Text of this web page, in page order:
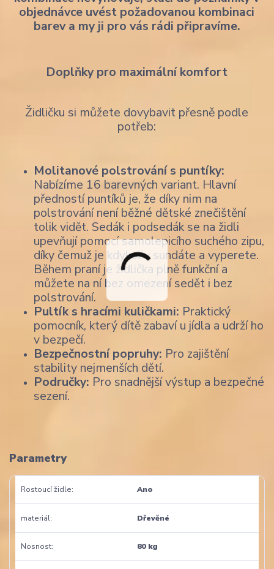
objednávce uvést požadovanou kombinaci
barev a my ji pro vás rádi připravíme.
Doplňky pro maximální komfort
Židličku si můžete dovybavit přesně podle
potřeb:
Molitanové polstrování s puntíky:
Nabízíme 16 barevných variant. Hlavní
předností puntíků je, že díky nim na
polstrování není běžné dětské znečištění
tolik vidět. Sedák i podsedák se na židli
upevňují pomocí samolepicího suchého zipu,
díky čemuž je kdykoliv sundáte a vyperete.
Během praní je židlička plně funkční a
můžete na ní bez omezení sedět i bez
polstrování.
Pultík s hracími kuličkami: Praktický
pomocník, který dítě zabaví u jídla a udrží ho
v bezpečí.
Bezpečnostní popruhy: Pro zajištění
stability nejmenších dětí.
Područky: Pro snadnější výstup a bezpečné
sezení.
Parametry
Rostoucí židle Ano
materiál Dřevěné
Nosnost 80 kg